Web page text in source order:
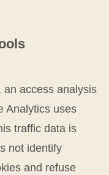
an access analysis
Analytics uses
traffic data is
not identify
and refuse